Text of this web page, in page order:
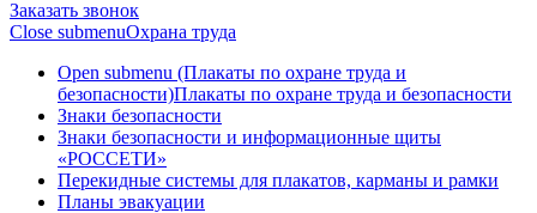
Заказать звонок
Close submenuОхрана труда
Open submenu (Плакаты по охране труда и
безопасности)Плакаты по охране труда и безопасности
Знаки безопасности
Знаки безопасности и информационные щиты
«РОССЕТИ»
Перекидные системы для плакатов, карманы и рамки
Планы эвакуации